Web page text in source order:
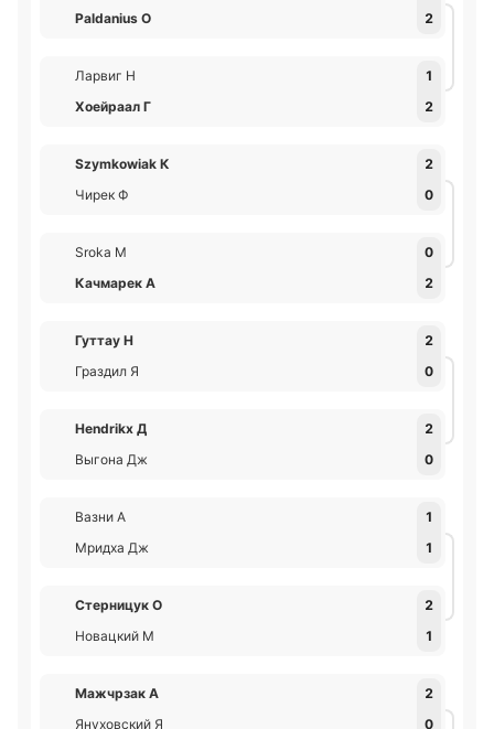
Paldanius О
2
Ларвиг Н
1
Хоейраал Г
2
Szymkowiak К
2
Чирек Ф
0
Sroka М
0
Качмарек А
2
Гуттау Н
2
Граздил Я
0
Hendrikx Д
2
Выгона Дж
0
Вазни А
1
Мридха Дж
1
Стерницук О
2
Новацкий М
1
Мажчрзак А
2
Януховский Я
0